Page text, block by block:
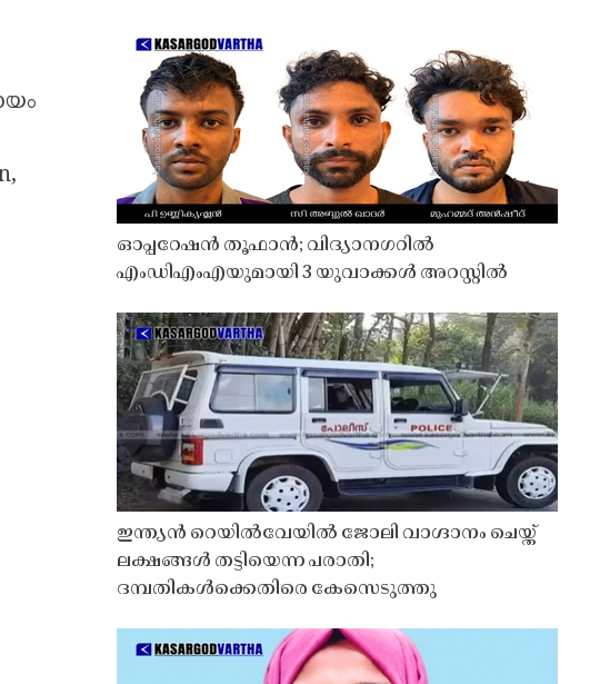
ഓപ്പറേഷൻ തൂഫാൻ; വിദ്യാനഗറിൽ
എംഡിഎംഎയുമായി 3 യുവാക്കൾ അറസ്റ്റിൽ
ഇന്ത്യൻ റെയിൽവേയിൽ ജോലി വാഗ്ദാനം ചെയ്ത്
ലക്ഷങ്ങൾ തട്ടിയെന്ന പരാതി;
ദമ്പതികൾക്കെതിരെ കേസെടുത്തു